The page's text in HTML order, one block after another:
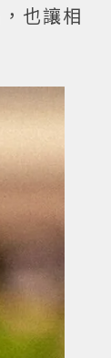
也讓相